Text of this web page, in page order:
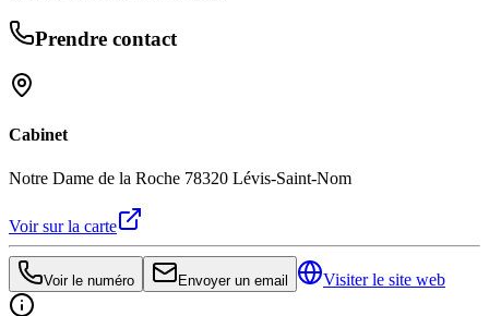
Prendre contact
Cabinet
Notre Dame de la Roche 78320 Lévis-Saint-Nom
Voir sur la carte
Voir le numéro Envoyer un email Visiter le site web